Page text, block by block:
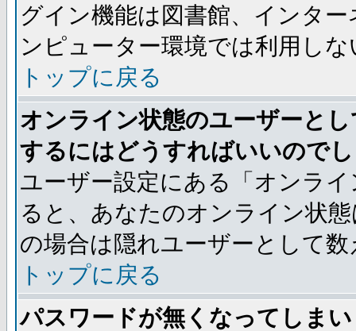
グイン機能は図書館、インタ
ンピューター環境では利用し
トップに戻る
オンライン状態のユーザーと
するにはどうすればいいので
ユーザー設定にある「オンラ
ると、あなたのオンライン状
の場合は隠れユーザーとして
トップに戻る
パスワードが無くなってしま